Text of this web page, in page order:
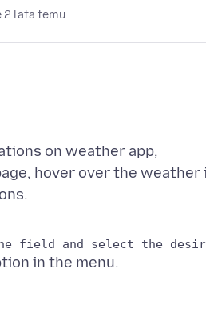
2 lata temu
on weather app,
hover over the